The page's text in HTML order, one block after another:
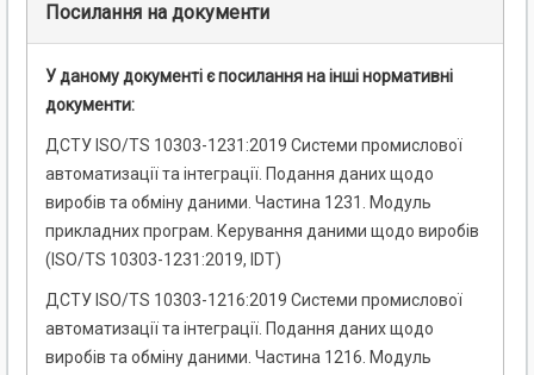
Посилання на документи
У даному документі є посилання на інші нормативні
документи:
ДСТУ ISO/TS 10303-1231:2019 Системи промислової
автоматизації та інтеграції. Подання даних щодо
виробів та обміну даними. Частина 1231. Модуль
прикладних програм. Керування даними щодо виробів
(ISO/TS 10303-1231:2019, IDT)
ДСТУ ISO/TS 10303-1216:2019 Системи промислової
автоматизації та інтеграції. Подання даних щодо
виробів та обміну даними. Частина 1216. Модуль